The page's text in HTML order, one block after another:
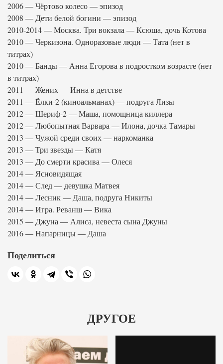
2006 — Чёртово колесо — эпизод
2008 — Дети белой богини — эпизод
2010-2014 — Москва. Три вокзала — Ксюша, дочь Котова
2010 — Черкизона. Одноразовые люди — Тата (нет в
титрах)
2010 — Банды — Анна Егорова в подростком возрасте (нет
в титрах)
2011 — Жених — Инна в детстве
2011 — Ёлки-2 (киноальманах) — подруга Лизы
2012 — Шериф-2 — Маша, помощница киллера
2012 — Любопытная Варвара — Илона, дочка Тамары
2013 — Чужой среди своих — наркоманка
2013 — Три звезды — Катя
2013 — До смерти красива — Олеся
2014 — Ясновидящая
2014 — След — девушка Матвея
2014 — Лесник — Даша, подруга Никиты
2014 — Игра. Реванш — Вика
2015 — Джуна — Алиса, невеста сына Джуны
2016 — Напарницы — Даша
Поделиться
ДРУГОЕ